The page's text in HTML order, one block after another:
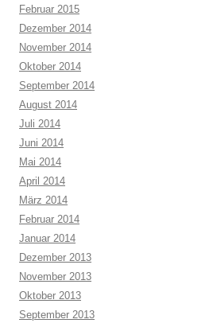
Februar 2015
Dezember 2014
November 2014
Oktober 2014
September 2014
August 2014
Juli 2014
Juni 2014
Mai 2014
April 2014
März 2014
Februar 2014
Januar 2014
Dezember 2013
November 2013
Oktober 2013
September 2013